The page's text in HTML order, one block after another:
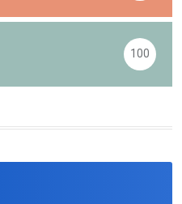
100